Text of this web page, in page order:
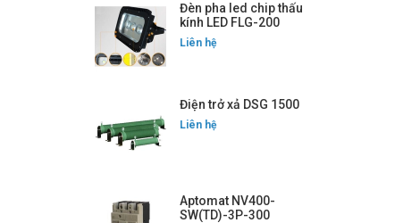
Đèn pha led chip thấu
kính LED FLG-200
Liên hệ
Điện trở xả DSG 1500
Liên hệ
Aptomat NV400-
SW(TD)-3P-300